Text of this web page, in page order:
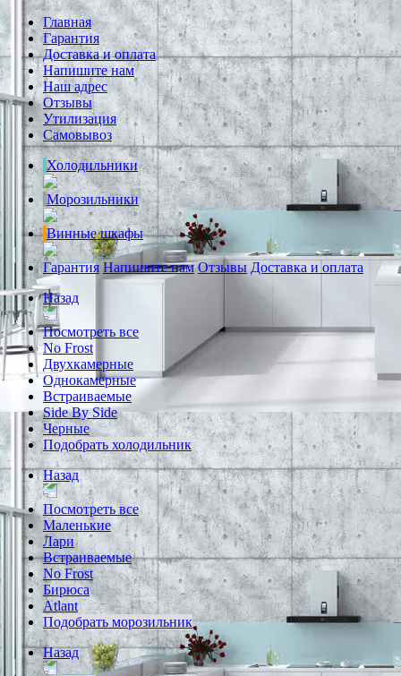
Главная
Гарантия
Доставка и оплата
Напишите нам
Наш адрес
Отзывы
Утилизация
Самовывоз
Холодильники
Морозильники
Винные шкафы
Гарантия Напишите нам Отзывы Доставка и оплата
Назад
Посмотреть все
No Frost
Двухкамерные
Однокамерные
Встраиваемые
Side By Side
Черные
Подобрать холодильник
Назад
Посмотреть все
Маленькие
Лари
Встраиваемые
No Frost
Бирюса
Atlant
Подобрать морозильник
Назад